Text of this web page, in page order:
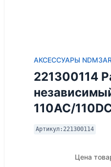
АКСЕССУАРЫ
221300114
110AC/
Артикул: 221300114
Цена